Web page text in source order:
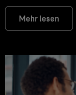
Mehr lesen